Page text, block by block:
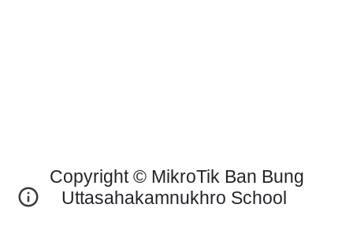
Copyright © MikroTik Ban Bung
Uttasahakamnukhro School